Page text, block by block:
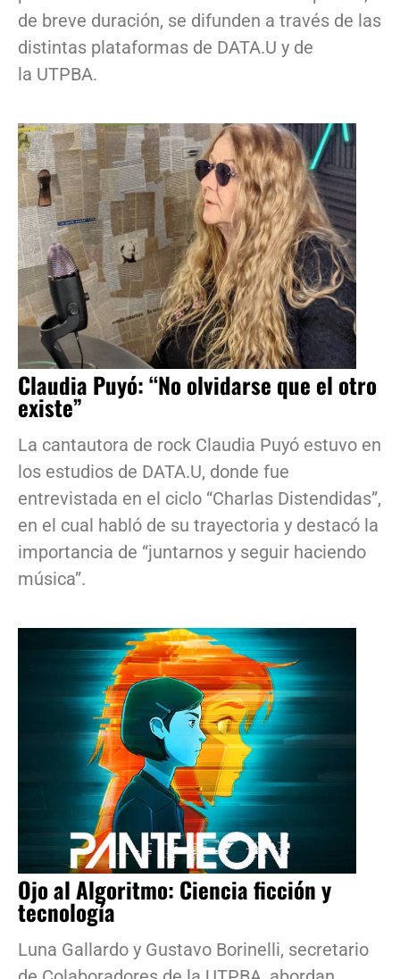
de breve duración, se difunden a través de las
distintas plataformas de DATA.U y de
la UTPBA.
Claudia Puyó: “No olvidarse que el otro
existe”
La cantautora de rock Claudia Puyó estuvo en
los estudios de DATA.U, donde fue
entrevistada en el ciclo “Charlas Distendidas”,
en el cual habló de su trayectoria y destacó la
importancia de “juntarnos y seguir haciendo
música”.
Ojo al Algoritmo: Ciencia ficción y
tecnología
Luna Gallardo y Gustavo Borinelli, secretario